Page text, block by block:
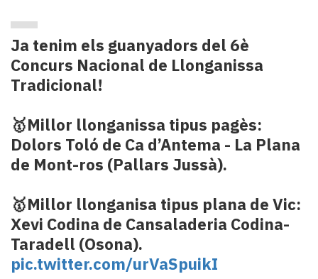
Ja tenim els guanyadors del 6è
Concurs Nacional de Llonganissa
Tradicional!
🥇Millor llonganissa tipus pagès:
Dolors Toló de Ca d’Antema - La Plana
de Mont-ros (Pallars Jussà).
🥇Millor llonganisa tipus plana de Vic:
Xevi Codina de Cansaladeria Codina-
Taradell (Osona).
pic.twitter.com/urVaSpuikI